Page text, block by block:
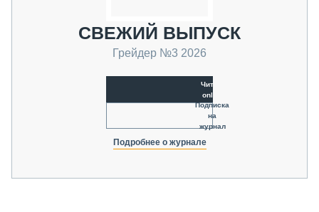
СВЕЖИЙ ВЫПУСК
Грейдер №3 2026
Читать
online
Подписка
на
журнал
Подробнее о журнале